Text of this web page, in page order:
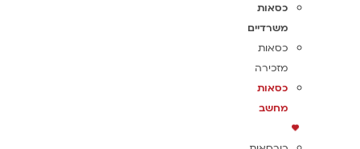
כסאות
משרדיים
כסאות
מזכירה
כסאות
מחשב